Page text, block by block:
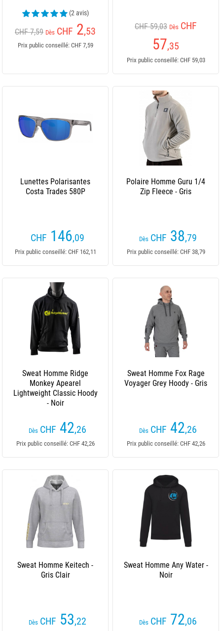
(2 avis)
CHF 7,59 Dès CHF 2,53
Prix public conseillé: CHF 7,59
CHF 59,03 Dès CHF
57,35
Prix public conseillé: CHF 59,03
Lunettes Polarisantes
Costa Trades 580P
CHF 146,09
Prix public conseillé: CHF 162,11
Polaire Homme Guru 1/4
Zip Fleece - Gris
Dès CHF 38,79
Prix public conseillé: CHF 38,79
Sweat Homme Ridge
Monkey Apearel
Lightweight Classic Hoody
- Noir
Dès CHF 42,26
Prix public conseillé: CHF 42,26
Sweat Homme Fox Rage
Voyager Grey Hoody - Gris
Dès CHF 42,26
Prix public conseillé: CHF 42,26
Sweat Homme Keitech -
Gris Clair
Dès CHF 53,22
Sweat Homme Any Water -
Noir
Dès CHF 72,06